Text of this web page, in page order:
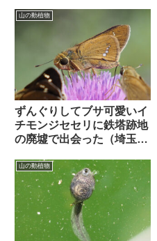
山の動植物
ずんぐりしてブサ可愛いイ
チモンジセセリに鉄塔跡地
の廃墟で出会った（埼玉・
山の動植物